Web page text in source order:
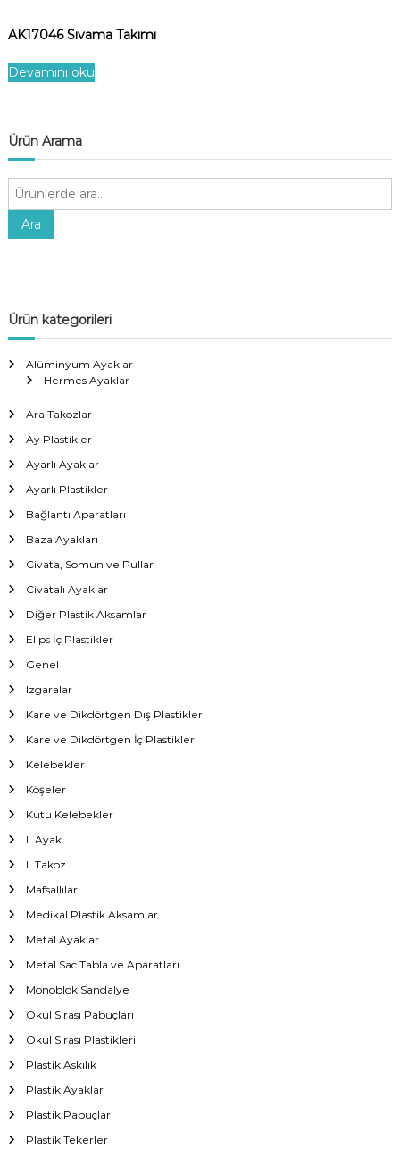
AK17046 Sıvama Takımı
Devamını oku
Ürün Arama
:
Ara
Ürün kategorileri
Alüminyum Ayaklar
Hermes Ayaklar
Ara Takozlar
Ay Plastikler
Ayarlı Ayaklar
Ayarlı Plastikler
Bağlantı Aparatları
Baza Ayakları
Civata, Somun ve Pullar
Civatalı Ayaklar
Diğer Plastik Aksamlar
Elips İç Plastikler
Genel
Izgaralar
Kare ve Dikdörtgen Dış Plastikler
Kare ve Dikdörtgen İç Plastikler
Kelebekler
Köşeler
Kutu Kelebekler
L Ayak
L Takoz
Mafsallılar
Medikal Plastik Aksamlar
Metal Ayaklar
Metal Sac Tabla ve Aparatları
Monoblok Sandalye
Okul Sırası Pabuçları
Okul Sırası Plastikleri
Plastik Askılık
Plastik Ayaklar
Plastik Pabuçlar
Plastik Tekerler